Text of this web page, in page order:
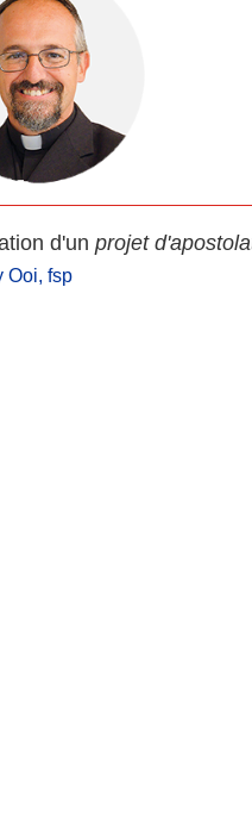
d'un projet
Ooi, fsp